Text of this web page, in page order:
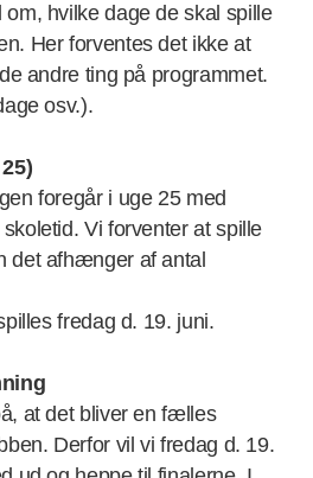
hvilke dage de skal spille
Her forventes det ikke at
andre ting på programmet.
osv.).
foregår i uge 25 med
Vi forventer at spille
det afhænger af antal
fredag d. 19. juni.
at det bliver en fælles
Derfor vil vi fredag d. 19.